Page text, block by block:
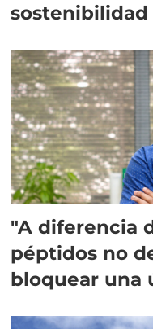
"A diferencia
péptidos no
bloquear una